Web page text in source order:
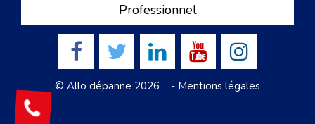
Professionnel
© Allo dépanne 2026 - Mentions légales